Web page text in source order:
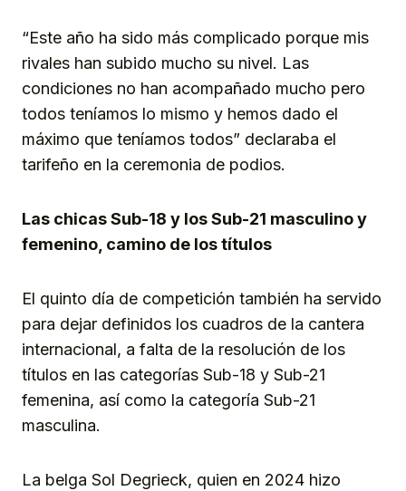
“Este año ha sido más complicado porque mis
rivales han subido mucho su nivel. Las
condiciones no han acompañado mucho pero
todos teníamos lo mismo y hemos dado el
máximo que teníamos todos” declaraba el
tarifeño en la ceremonia de podios.
Las chicas Sub-18 y los Sub-21 masculino y
femenino, camino de los títulos
El quinto día de competición también ha servido
para dejar definidos los cuadros de la cantera
internacional, a falta de la resolución de los
títulos en las categorías Sub-18 y Sub-21
femenina, así como la categoría Sub-21
masculina.
La belga Sol Degrieck, quien en 2024 hizo